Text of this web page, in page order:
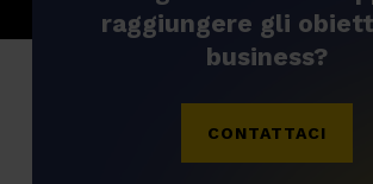
raggiungere gli
business?
CONTATTACI